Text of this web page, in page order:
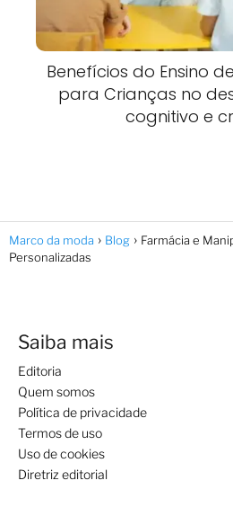
Benefícios do Ensino
para Crianças no
cognitivo e
Marco da moda Blog
Farmácia e
Personalizadas
Saiba mais
Editoria
Quem somos
Política de privacidade
Termos de uso
Uso de cookies
Diretriz editorial